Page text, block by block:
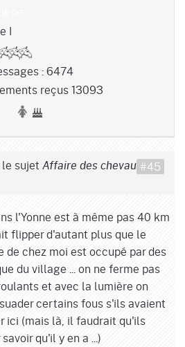
I
: 6474
reçus 13093
le sujet Affaire des chevaux
l'Yonne est à même pas 40 km
flipper d'autant plus que le
de chez moi est occupé par des
du village ... on ne ferme pas
et avec la lumière on
certains fous s'ils avaient
ici (mais là, il faudrait qu'ils
qu'il y en a ...)
#45